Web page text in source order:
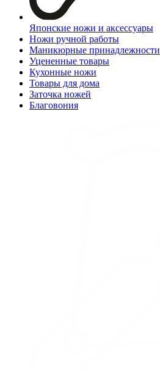
Японские ножи и аксессуары
Ножи ручной работы
Маникюрные принадлежности
Уцененные товары
Кухонные ножи
Товары для дома
Заточка ножей
Благовония